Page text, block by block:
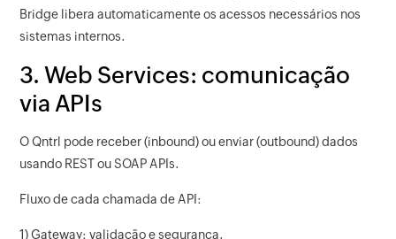
Bridge libera automaticamente os acessos necessários nos
sistemas internos.
3. Web Services: comunicação
via APIs
O Qntrl pode receber (inbound) ou enviar (outbound) dados
usando REST ou SOAP APIs.
Fluxo de cada chamada de API:
1) Gateway: validação e segurança.